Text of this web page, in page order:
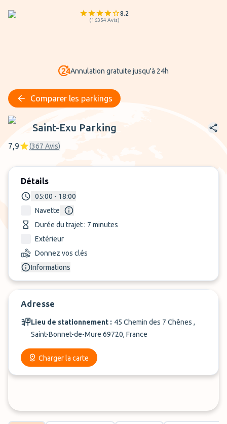
8.2
(16354 Avis)
Annulation gratuite jusqu'à 24h
Comparer les parkings
Saint-Exu Parking
Saint-Exu Parking
7,9 (367 Avis)
Détails
05:00 - 18:00
Navette
Durée du trajet : 7 minutes
Extérieur
Donnez vos clés
Informations
Adresse
Lieu de stationnement : 45 Chemin des 7 Chênes ,
Saint-Bonnet-de-Mure 69720, France
Charger la carte